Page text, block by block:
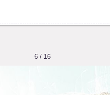
6 / 16